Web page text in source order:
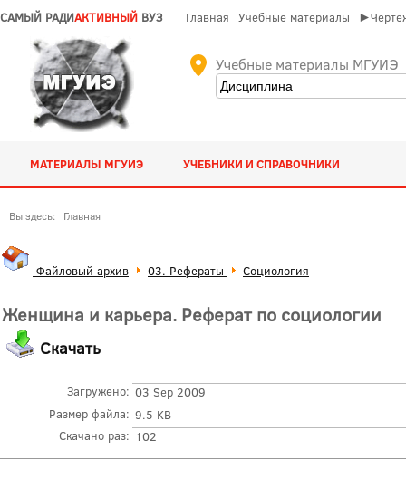
САМЫЙ РАДИАКТИВНЫЙ ВУЗ Главная Учебные материалы
Учебные материалы МГУИЭ
МАТЕРИАЛЫ МГУИЭ УЧЕБНИКИ И СПРАВОЧНИКИ
Вы здесь: Главная
Файловый архив 03. Рефераты Социология
Женщина и карьера. Реферат по социологии
Скачать
Загружено: 03 Sep 2009
Размер файла: 9.5 KB
Скачано раз: 102